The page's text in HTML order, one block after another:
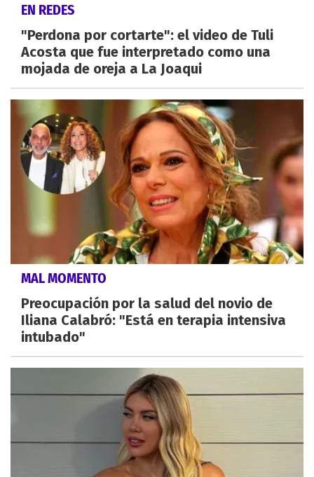
EN REDES
"Perdona por cortarte": el video de Tuli
Acosta que fue interpretado como una
mojada de oreja a La Joaqui
MAL MOMENTO
Preocupación por la salud del novio de
Iliana Calabró: "Está en terapia intensiva
intubado"